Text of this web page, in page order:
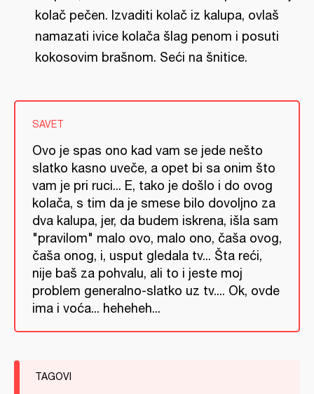
kolač pečen. Izvaditi kolač iz kalupa, ovlaš
namazati ivice kolača šlag penom i posuti
kokosovim brašnom. Seći na šnitice.
SAVET
Ovo je spas ono kad vam se jede nešto
slatko kasno uveče, a opet bi sa onim što
vam je pri ruci... E, tako je došlo i do ovog
kolača, s tim da je smese bilo dovoljno za
dva kalupa, jer, da budem iskrena, išla sam
"pravilom" malo ovo, malo ono, čaša ovog,
čaša onog, i, usput gledala tv... Šta reći,
nije baš za pohvalu, ali to i jeste moj
problem generalno-slatko uz tv.... Ok, ovde
ima i voća... heheheh...
TAGOVI